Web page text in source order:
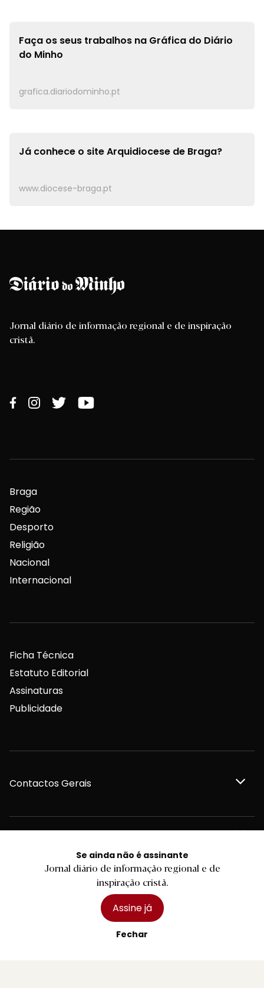
Faça os seus trabalhos na Gráfica do Diário
do Minho
grafica.diariodominho.pt
Já conhece o siteArquidiocese de Braga?
www.diocese-braga.pt
Se ainda não é assinante
Jornal diário de informação regional e de
inspiração cristã.
Assine já
Fechar
Jornal diário de informação regional e de inspiração
cristã.
Braga
Região
Desporto
Religião
Nacional
Internacional
Ficha Técnica
Estatuto Editorial
Assinaturas
Publicidade
Contactos Gerais
Redação
Departamento Comercial